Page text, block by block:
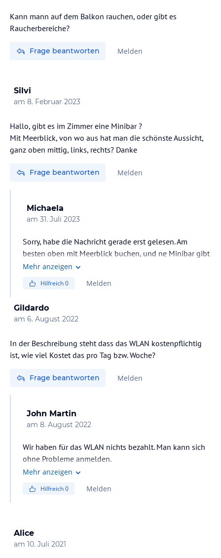
Kann mann auf dem Balkon rauchen, oder gibt es
Raucherbereiche?
Frage beantworten Melden
Silvi
am 8. Februar 2023
Hallo, gibt es im Zimmer eine Minibar ?
Mit Meerblick, von wo aus hat man die schönste Aussicht,
ganz oben mittig, links, rechts? Danke
Frage beantworten Melden
Michaela
am 31. Juli 2023
Sorry, habe die Nachricht gerade erst gelesen. Am
besten oben mit Meerblick buchen, und ne Minibar gibt
es nicht aber ein Kühlschrank.
Mehr anzeigen
Hilfreich0 Melden
Gildardo
am 6. August 2022
In der Beschreibung steht dass das WLAN kostenpflichtig
ist, wie viel Kostet das pro Tag bzw. Woche?
Frage beantworten Melden
John Martin
am 8. August 2022
Wir haben für das WLAN nichts bezahlt. Man kann sich
ohne Probleme anmelden.
Mehr anzeigen
Hilfreich0 Melden
Alice
am 10. Juli 2021